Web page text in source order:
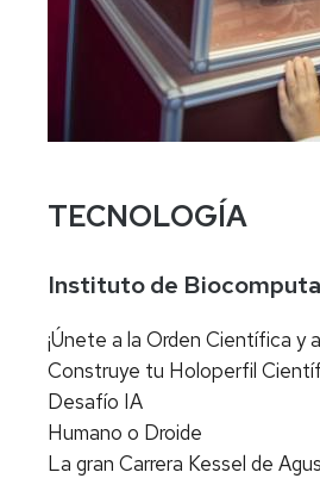
TECNOLOGÍA
Instituto de
¡Únete a la Orden Científica y
Construye tu Holoperfil
Desafío IA
Humano o Droide
La gran Carrera Kessel de